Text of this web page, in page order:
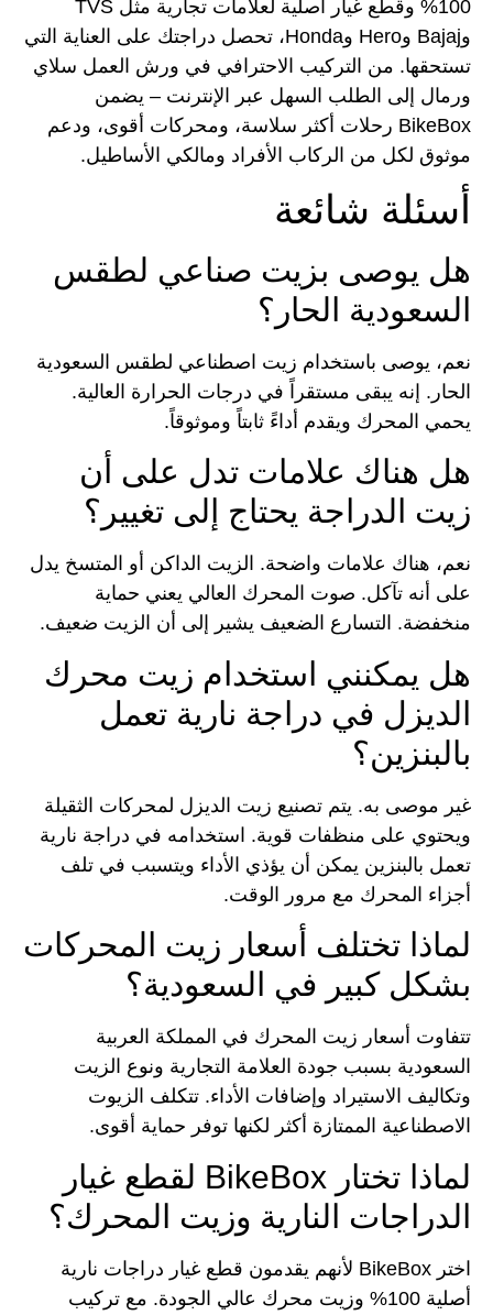
100% وقطع غيار أصلية لعلامات تجارية مثل TVS
وBajaj وHero وHonda، تحصل دراجتك على العناية التي
تستحقها. من التركيب الاحترافي في ورش العمل سلاي
ورمال إلى الطلب السهل عبر الإنترنت – يضمن
BikeBox رحلات أكثر سلاسة، ومحركات أقوى، ودعم
موثوق لكل من الركاب الأفراد ومالكي الأساطيل.
أسئلة شائعة
هل يوصى بزيت صناعي لطقس
السعودية الحار؟
نعم، يوصى باستخدام زيت اصطناعي لطقس السعودية
الحار. إنه يبقى مستقراً في درجات الحرارة العالية.
يحمي المحرك ويقدم أداءً ثابتاً وموثوقاً.
هل هناك علامات تدل على أن
زيت الدراجة يحتاج إلى تغيير؟
نعم، هناك علامات واضحة. الزيت الداكن أو المتسخ يدل
على أنه تآكل. صوت المحرك العالي يعني حماية
منخفضة. التسارع الضعيف يشير إلى أن الزيت ضعيف.
هل يمكنني استخدام زيت محرك
الديزل في دراجة نارية تعمل
بالبنزين؟
غير موصى به. يتم تصنيع زيت الديزل لمحركات الثقيلة
ويحتوي على منظفات قوية. استخدامه في دراجة نارية
تعمل بالبنزين يمكن أن يؤذي الأداء ويتسبب في تلف
أجزاء المحرك مع مرور الوقت.
لماذا تختلف أسعار زيت المحركات
بشكل كبير في السعودية؟
تتفاوت أسعار زيت المحرك في المملكة العربية
السعودية بسبب جودة العلامة التجارية ونوع الزيت
وتكاليف الاستيراد وإضافات الأداء. تتكلف الزيوت
الاصطناعية الممتازة أكثر لكنها توفر حماية أقوى.
لماذا تختار BikeBox لقطع غيار
الدراجات النارية وزيت المحرك؟
اختر BikeBox لأنهم يقدمون قطع غيار دراجات نارية
أصلية 100% وزيت محرك عالي الجودة. مع تركيب